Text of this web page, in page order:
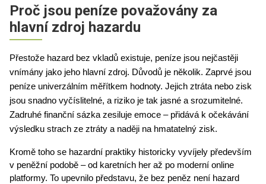
Proč jsou peníze považovány za
hlavní zdroj hazardu
Přestože hazard bez vkladů existuje, peníze jsou nejčastěji
vnímány jako jeho hlavní zdroj. Důvodů je několik. Zaprvé jsou
peníze univerzálním měřítkem hodnoty. Jejich ztráta nebo zisk
jsou snadno vyčíslitelné, a riziko je tak jasné a srozumitelné.
Zadruhé finanční sázka zesiluje emoce – přidává k očekávání
výsledku strach ze ztráty a naději na hmatatelný zisk.
Kromě toho se hazardní praktiky historicky vyvíjely především
v peněžní podobě – od karetních her až po moderní online
platformy. To upevnilo představu, že bez peněz není hazard